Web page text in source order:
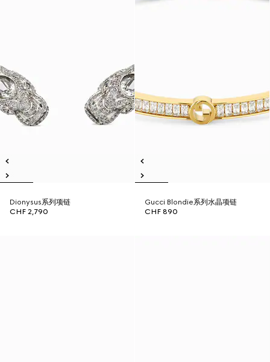
Dionysus系列项链
CHF 2,790
Gucci Blondie系列水晶项链
CHF 890